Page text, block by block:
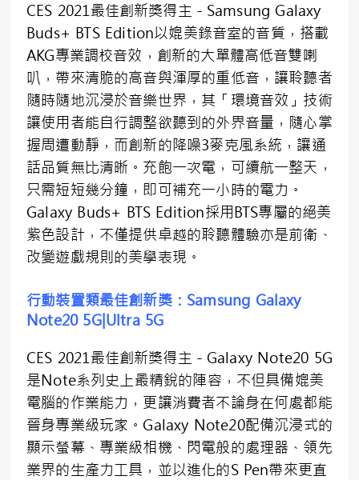
CES 2021最佳創新獎得主－Samsung Galaxy
Buds+ BTS Edition以媲美錄音室的音質，搭載
AKG專業調校音效，創新的大單體高低音雙喇
叭，帶來清脆的高音與渾厚的重低音，讓聆聽者
隨時隨地沉浸於音樂世界，其「環境音效」技術
讓使用者能自行調整欲聽到的外界音量，隨心掌
握周遭動靜，而創新的降噪3麥克風系統，讓通
話品質無比清晰。充飽一次電，可續航一整天，
只需短短幾分鐘，即可補充一小時的電力。
Galaxy Buds+ BTS Edition採用BTS專屬的絕美
紫色設計，不僅提供卓越的聆聽體驗亦是前衛、
改變遊戲規則的美學表現。
行動裝置類最佳創新獎： Samsung Galaxy
Note20 5G|Ultra 5G
CES 2021最佳創新獎得主－Galaxy Note20 5G
是Note系列史上最精銳的陣容，不但具備媲美
電腦的作業能力，更讓消費者不論身在何處都能
晉身專業級玩家。Galaxy Note20配備沉浸式的
顯示螢幕、專業級相機、閃電般的處理器、領先
業界的生產力工具，並以進化的S Pen帶來更直